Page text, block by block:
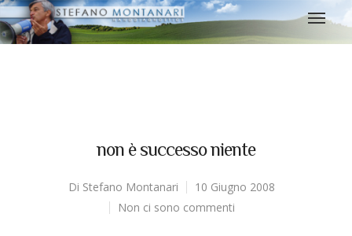
non è successo niente
Di Stefano Montanari
10 Giugno 2008
Non ci sono commenti